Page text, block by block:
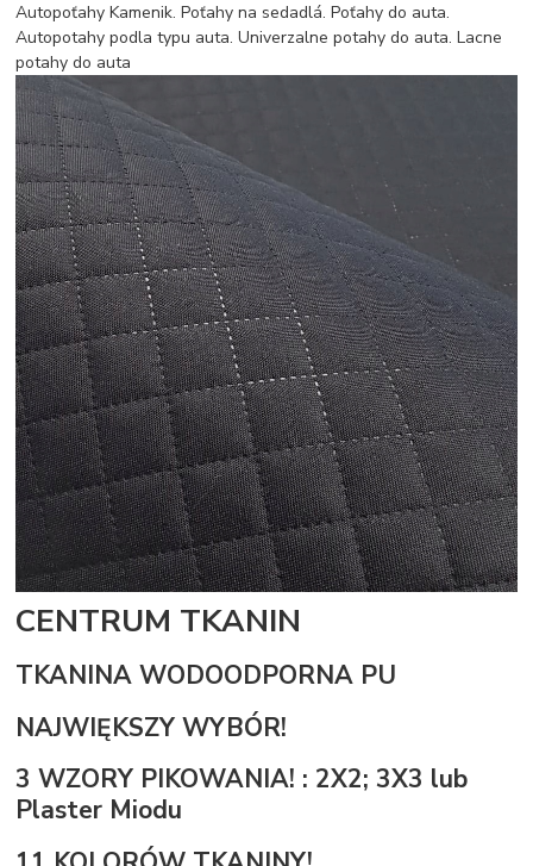
Autopoťahy Kamenik. Poťahy na sedadlá. Poťahy do auta.
Autopotahy podla typu auta. Univerzalne potahy do auta. Lacne
potahy do auta
CENTRUM TKANIN
TKANINA WODOODPORNA PU
NAJWIĘKSZY WYBÓR!
3 WZORY PIKOWANIA! : 2X2; 3X3 lub
Plaster Miodu